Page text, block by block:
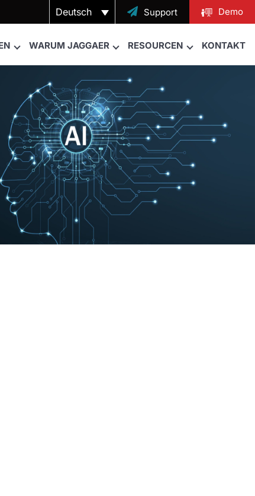
Deutsch  Support Demo
WARUM JAGGAER RESOURCEN KONTAKT